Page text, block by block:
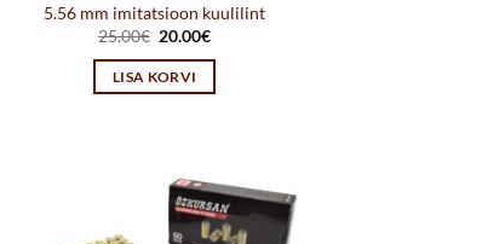
5.56 mm imitatsioon kuulilint
25.00€ Algne
oli:
25.00€.
20.00€Praegune
on:
LISA KORVI